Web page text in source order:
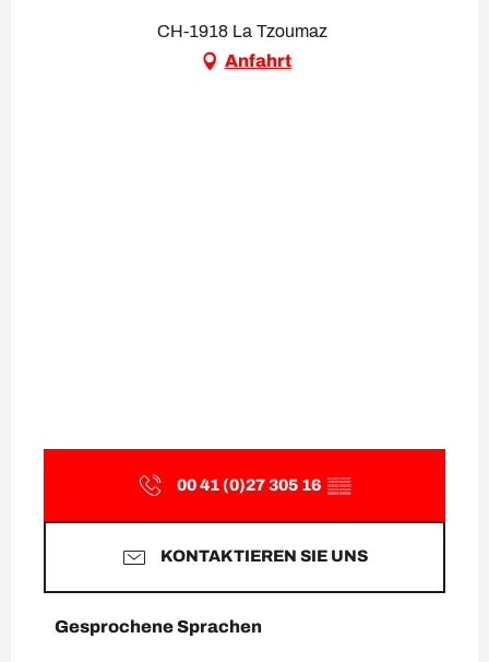
CH-1918 La Tzoumaz
Anfahrt
00 41 (0)27 305 16 ▒▒
KONTAKTIEREN SIE UNS
Gesprochene Sprachen
Gesprochene Sprachen